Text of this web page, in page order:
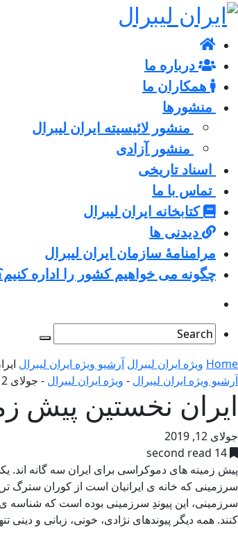
درباره ما
همکاران ما
منشورها
منشور لائیسیته ایران لیبرال
منشور آزادی
اسناد تاریخی
تماس با ما
کتابخانه ایران لیبرال
دیدنی ها
مرامنامۀ سازمان ایران لیبرال
چگونه می خواهیم کشور را اداره
Home ویژه ایران لیبرال آرشیو ویژه ایران لیبرال
آرشیو ویژه ایران لیبرال - ویژه ایران لیبرال - جولای 12, 2019
ایران نخستین پیش
جولای 12, 2019
14 second read
پیش زمینه های دموکراسی برای ایران سه گانه
سرزمینی که خانه ی ایرانیان است از کوران سترگ
سرزمینی، این پیوندِ سرزمینی بوده است که شناسه
کنند. همه دیگر پیوندهای نژادی، خونی، زبانی و دینی